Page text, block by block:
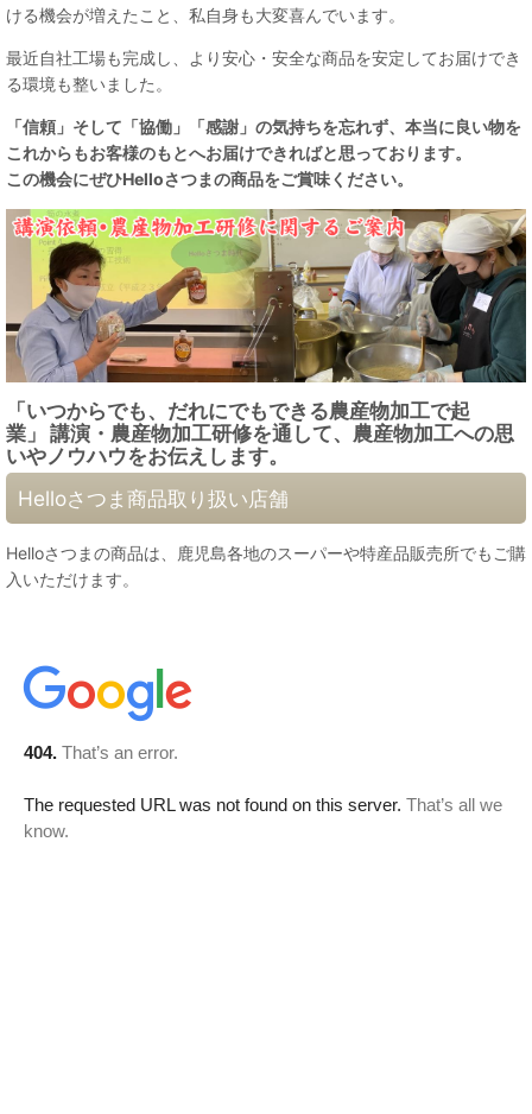
ける機会が増えたこと、私自身も大変喜んでいます。
最近自社工場も完成し、より安心・安全な商品を安定してお届けでき
る環境も整いました。
「信頼」そして「協働」「感謝」の気持ちを忘れず、本当に良い物を
これからもお客様のもとへお届けできればと思っております。
この機会にぜひHelloさつまの商品をご賞味ください。
「いつからでも、だれにでもできる農産物加工で起
業」 講演・農産物加工研修を通して、 農産物加工への思
いやノウハウをお伝えします。
Helloさつま商品取り扱い店舗
Helloさつまの商品は、鹿児島各地のスーパーや特産品販売所でもご購
入いただけます。